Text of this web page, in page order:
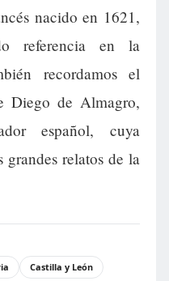
nacido en 1621,
referencia en la
recordamos el
Diego de Almagro,
español, cuya
relatos de la
Castilla y León